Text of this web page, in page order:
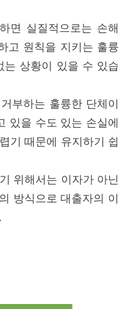
면 실질적으로는 손해
고 원칙을 지키는 훌륭
는 상황이 있을 수 있습
부하는 훌륭한 단체이
있을 수도 있는 손실에
기 때문에 유지하기 쉽
위해서는 이자가 아닌
방식으로 대출자의 이